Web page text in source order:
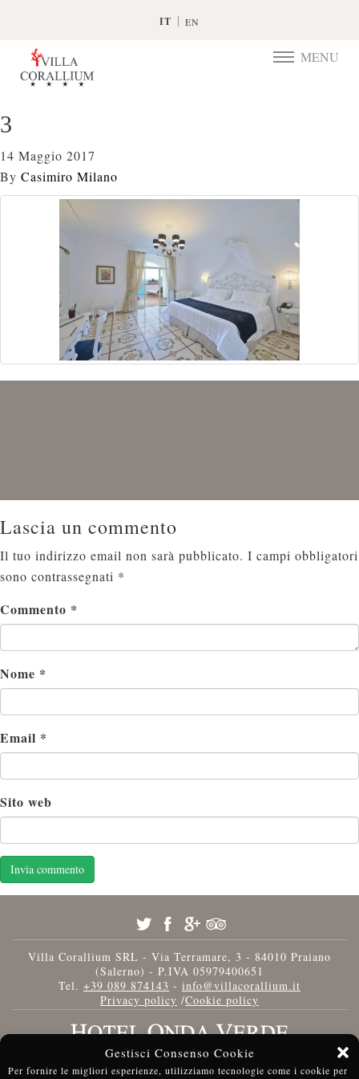
Gestisci Consenso Cookie
Per fornire le migliori esperienze, utilizziamo tecnologie come i cookie per
IT EN
TOGGLE
MENU
3
14 Maggio 2017
By Casimiro Milano
Lascia un commento
Il tuo indirizzo email non sarà pubblicato. I campi obbligatori
sono contrassegnati *
Commento *
Nome *
Email *
Sito web
Villa Corallium SRL - Via Terramare, 3 - 84010 Praiano
(Salerno) - P.IVA 05979400651
Tel. +39 089 874143 - info@villacorallium.it
Privacy policy /Cookie policy